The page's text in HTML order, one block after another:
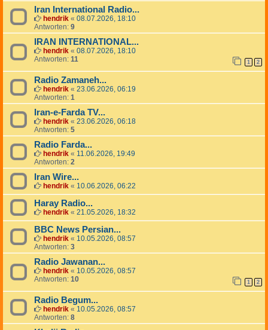
Iran International Radio...
hendrik « 08.07.2026, 18:10
Antworten: 9
IRAN INTERNATIONAL...
hendrik « 08.07.2026, 18:10
Antworten: 11 1 2
Radio Zamaneh...
hendrik « 23.06.2026, 06:19
Antworten: 1
Iran-e-Farda TV...
hendrik « 23.06.2026, 06:18
Antworten: 5
Radio Farda...
hendrik « 11.06.2026, 19:49
Antworten: 2
Iran Wire...
hendrik « 10.06.2026, 06:22
Haray Radio...
hendrik « 21.05.2026, 18:32
BBC News Persian...
hendrik « 10.05.2026, 08:57
Antworten: 3
Radio Jawanan...
hendrik « 10.05.2026, 08:57
Antworten: 10 1 2
Radio Begum...
hendrik « 10.05.2026, 08:57
Antworten: 8